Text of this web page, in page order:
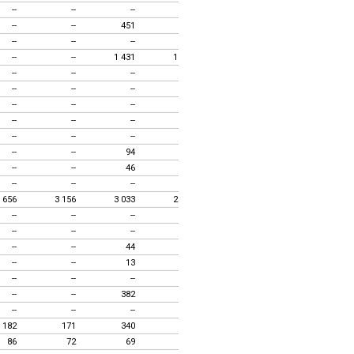
-- -- --
-- -- 451
-- -- --
-- -- 1 431 1 485
-- -- --
-- -- --
-- -- --
-- -- --
-- -- --
-- -- 94
-- -- 46
-- -- --
656 3 156 3 033 2 862
-- -- --
-- -- --
-- -- 44
-- -- 13
-- -- --
-- -- 382
-- -- --
182 171 340
86 72 69